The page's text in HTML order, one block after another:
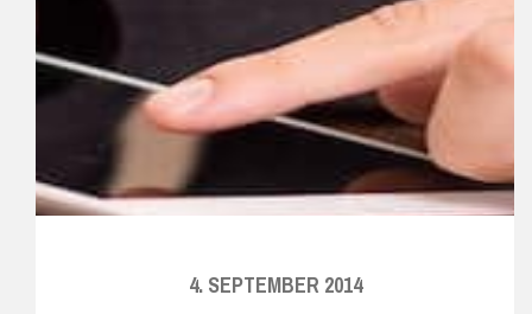
4. SEPTEMBER 2014